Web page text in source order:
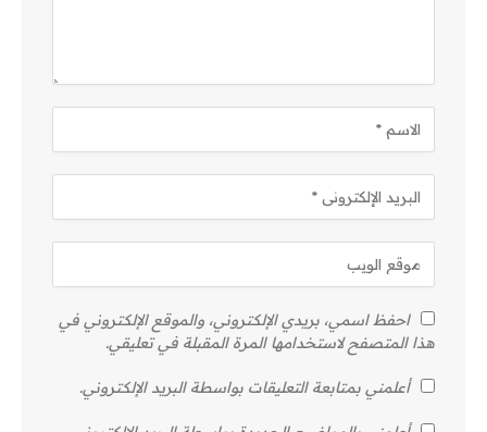
احفظ اسمي، بريدي الإلكتروني، والموقع الإلكتروني في
هذا المتصفح لاستخدامها المرة المقبلة في تعليقي.
أعلمني بمتابعة التعليقات بواسطة البريد الإلكتروني.